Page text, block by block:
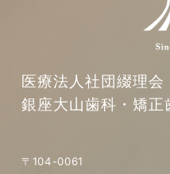
医療法人社団綴理会
銀座大山歯科・矯正
〒104-0061